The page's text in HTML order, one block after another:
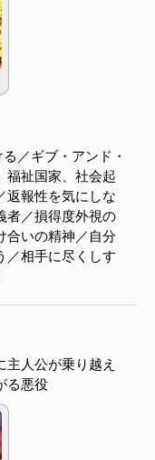
／ギブ・アンド・
福祉国家、社会起
返報性を気にしな
者／損得度外視の
合いの精神／自分
／相手に尽くしす
人公が乗り越え
る悪役